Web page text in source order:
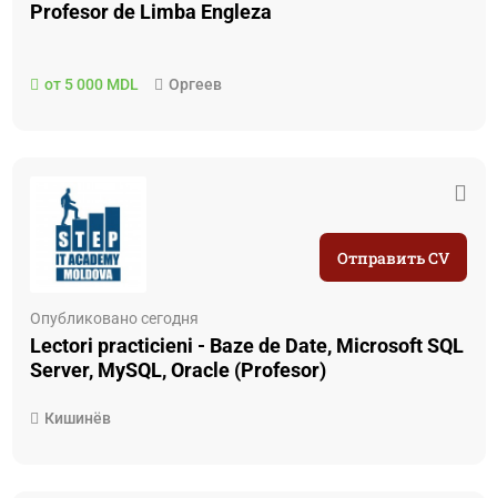
Profesor de Limba Engleza
от 5 000 MDL Оргеев
Опубликовано сегодня
Lectori practicieni - Baze de Date, Microsoft SQL
Server, MySQL, Oracle (Profesor)
Кишинёв
Отправить CV